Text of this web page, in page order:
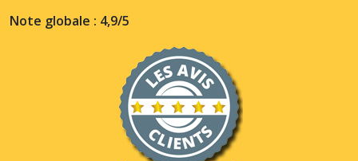
Note globale : 4,9/5